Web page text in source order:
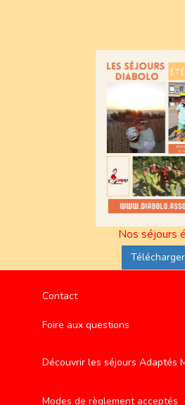
Nos séjours
Télécharger
Contact
Foire aux questions
Découvrir les séjours Adaptés
Modes de règlement acceptés